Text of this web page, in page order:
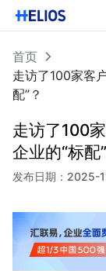
首页
走访了100家客
配”？
走访了100
企业的“标配
发布日期： 2025-